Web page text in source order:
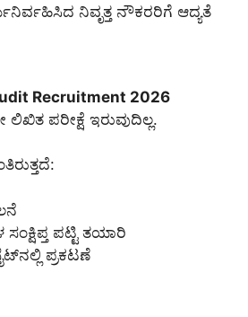
ನಿವೃತ್ತ ನೌಕರರಿಗೆ ಆದ್ಯತೆ
Recruitment 2026
ಪರೀಕ್ಷೆ ಇರುವುದಿಲ್ಲ.
ಪಟ್ಟಿ ತಯಾರಿ
ಪ್ರಕಟಣೆ